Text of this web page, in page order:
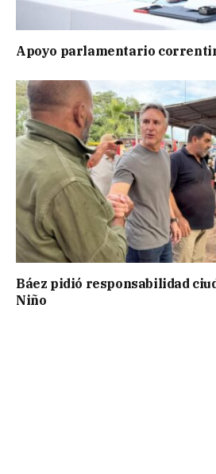
Apoyo parlamentario
Báez pidió responsabilidad
Niño